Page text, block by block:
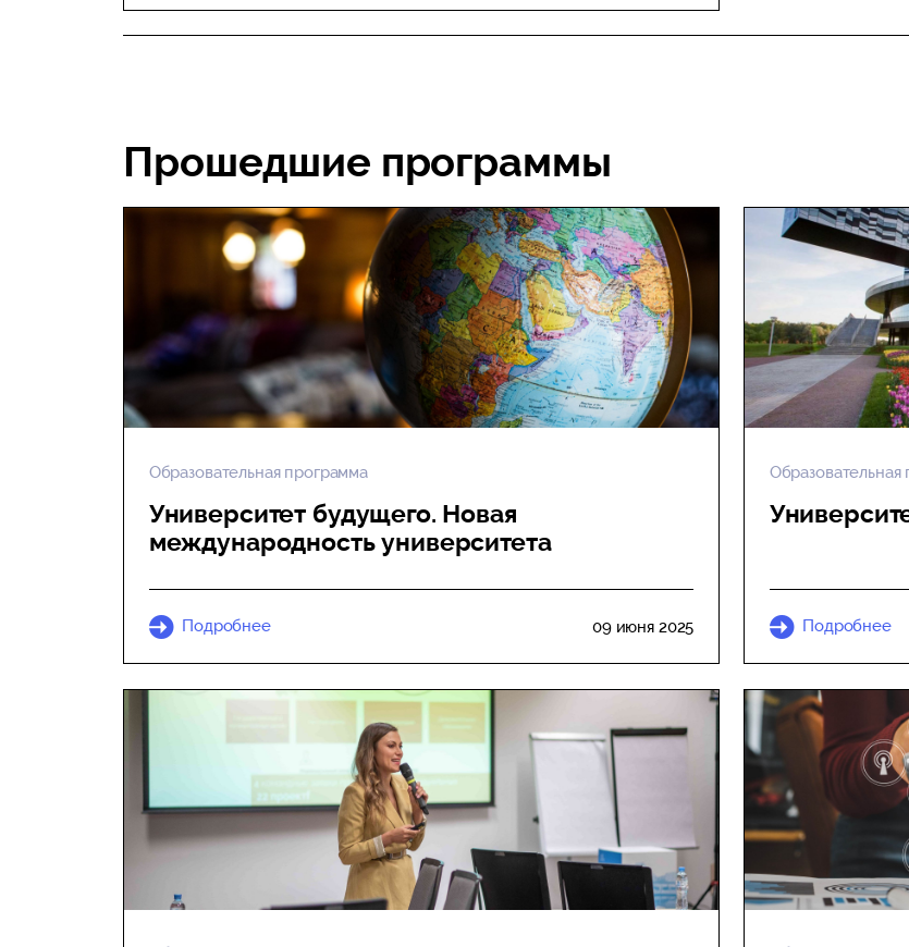
Прошедшие программы
Образовательная программа
Университет будущего. Новая
международность университета
Подробнее 09 июня 2025
Образовательная
Подробнее